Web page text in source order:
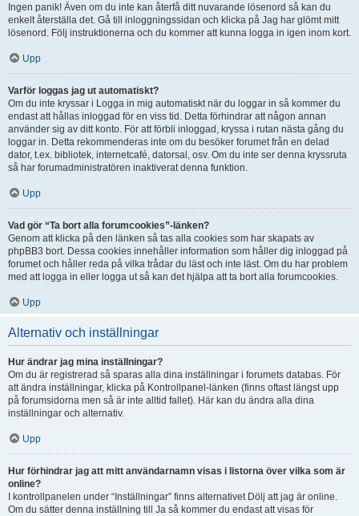
Ingen panik! Även om du inte kan återfå ditt nuvarande lösenord så kan du
enkelt återställa det. Gå till inloggningssidan och klicka på Jag har glömt mitt
lösenord. Följ instruktionerna och du kommer att kunna logga in igen inom kort.
Upp
Varför loggas jag ut automatiskt?
Om du inte kryssar i Logga in mig automatiskt när du loggar in så kommer du
endast att hållas inloggad för en viss tid. Detta förhindrar att någon annan
använder sig av ditt konto. För att förbli inloggad, kryssa i rutan nästa gång du
loggar in. Detta rekommenderas inte om du besöker forumet från en delad
dator, t.ex. bibliotek, internetcafé, datorsal, osv. Om du inte ser denna kryssruta
så har forumadministratören inaktiverat denna funktion.
Upp
Vad gör “Ta bort alla forumcookies”-länken?
Genom att klicka på den länken så tas alla cookies som har skapats av
phpBB3 bort. Dessa cookies innehåller information som håller dig inloggad på
forumet och håller reda på vilka trådar du läst och inte läst. Om du har problem
med att logga in eller logga ut så kan det hjälpa att ta bort alla forumcookies.
Upp
Alternativ och inställningar
Hur ändrar jag mina inställningar?
Om du är registrerad så sparas alla dina inställningar i forumets databas. För
att ändra inställningar, klicka på Kontrollpanel-länken (finns oftast längst upp
på forumsidorna men så är inte alltid fallet). Här kan du ändra alla dina
inställningar och alternativ.
Upp
Hur förhindrar jag att mitt användarnamn visas i listorna över vilka som är
online?
I kontrollpanelen under “Inställningar” finns alternativet Dölj att jag är online.
Om du sätter denna inställning till Ja så kommer du endast att visas för